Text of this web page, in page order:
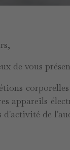
de vous
appareils
d'activité de